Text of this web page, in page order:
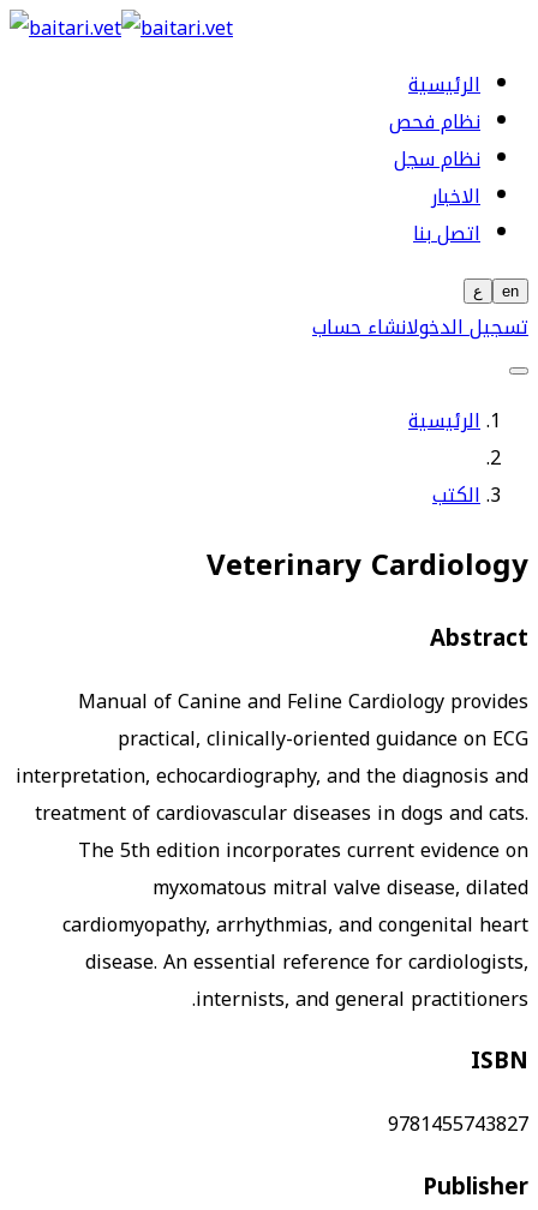
الرئيسية
نظام فحص
نظام سجل
الاخبار
اتصل بنا
en ع
تسجيل الدخولانشاء حساب
الرئيسية
الكتب
Veterinary Cardiology
Abstract
Manual of Canine and Feline Cardiology provides
practical, clinically-oriented guidance on ECG
interpretation, echocardiography, and the diagnosis and
treatment of cardiovascular diseases in dogs and cats.
The 5th edition incorporates current evidence on
myxomatous mitral valve disease, dilated
cardiomyopathy, arrhythmias, and congenital heart
disease. An essential reference for cardiologists,
internists, and general practitioners.
ISBN
9781455743827
Publisher